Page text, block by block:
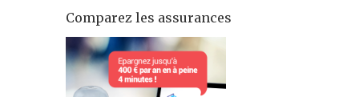
Comparez les assurances